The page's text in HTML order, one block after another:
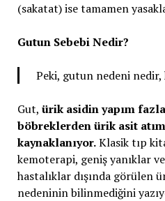
(sakatat) ise tamamen
Gutun Sebebi Nedir?
Peki, gutun nedeni nedir,
Gut, ürik asidin yapım
böbreklerden ürik asit
kaynaklanıyor.Klasik tıp
kemoterapi, geniş yanıklar ve
hastalıklar dışında görülen
nedeninin bilinmediğini